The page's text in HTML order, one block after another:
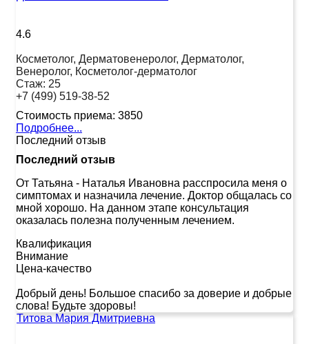
4.6
Косметолог, Дерматовенеролог, Дерматолог,
Венеролог, Косметолог-дерматолог
Стаж: 25
+7 (499) 519-38-52
Стоимость приема: 3850
Подробнее...
Последний отзыв
Последний отзыв
От Татьяна - Наталья Ивановна расспросила меня о
симптомах и назначила лечение. Доктор общалась со
мной хорошо. На данном этапе консультация
оказалась полезна полученным лечением.
Квалификация
Внимание
Цена-качество
Добрый день! Большое спасибо за доверие и добрые
слова! Будьте здоровы!
Титова Мария Дмитриевна